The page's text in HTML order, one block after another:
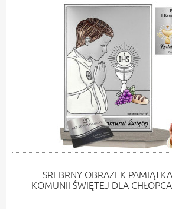
SREBRNY OBRAZEK
KOMUNII ŚWIĘTEJ DLA